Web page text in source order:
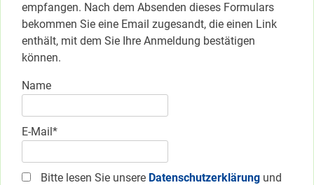
empfangen. Nach dem Absenden dieses Formulars
bekommen Sie eine Email zugesandt, die einen Link
enthält, mit dem Sie Ihre Anmeldung bestätigen
können.
Name
E-Mail*
Bitte lesen Sie unsere Datenschutzerklärung und